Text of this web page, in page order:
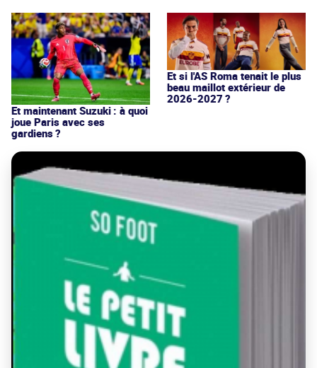
Et maintenant Suzuki : à quoi
joue Paris avec ses
gardiens ?
Et si l'AS Roma tenait le plus
beau maillot extérieur de
2026-2027 ?